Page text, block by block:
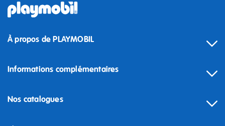
À propos de PLAYMOBIL
Informations complémentaires
Nos catalogues